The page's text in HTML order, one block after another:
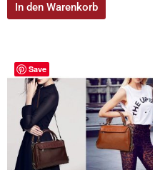
In den Warenkorb
Save
Dieses
Produkt
weist
mehrere
Varianten
auf.
Die